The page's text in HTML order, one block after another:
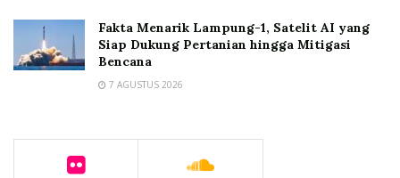
Fakta Menarik Lampung-1, Satelit AI yang
Siap Dukung Pertanian hingga Mitigasi
Bencana
7 AGUSTUS 2026